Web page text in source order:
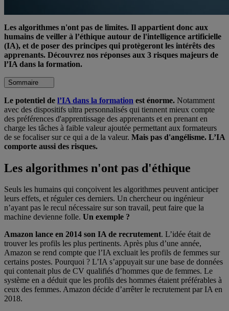
Les algorithmes n'ont pas de limites. Il appartient donc aux
humains de veiller à l’éthique autour de l'intelligence artificielle
(IA), et de poser des principes qui protègeront les intérêts des
apprenants. Découvrez nos réponses aux 3 risques majeurs de
l’IA dans la formation.
Sommaire
Le potentiel de l’IA dans la formation est énorme. Notamment
avec des dispositifs ultra personnalisés qui tiennent mieux compte
des préférences d'apprentissage des apprenants et en prenant en
charge les tâches à faible valeur ajoutée permettant aux formateurs
de se focaliser sur ce qui a de la valeur. Mais pas d'angélisme. L’IA
comporte aussi des risques.
Les algorithmes n'ont pas d'éthique
Seuls les humains qui conçoivent les algorithmes peuvent anticiper
leurs effets, et réguler ces derniers. Un chercheur ou ingénieur
n’ayant pas le recul nécessaire sur son travail, peut faire que la
machine devienne folle. Un exemple ?
Amazon lance en 2014 son IA de recrutement. L’idée était de
trouver les profils les plus pertinents. Après plus d’une année,
Amazon se rend compte que l’IA excluait les profils de femmes sur
certains postes. Pourquoi ? L’IA s’appuyait sur une base de données
qui contenait plus de CV qualifiés d’hommes que de femmes. Le
système en a déduit que les profils des hommes étaient préférables à
ceux des femmes. Amazon décide d’arrêter le recrutement par IA en
2018.